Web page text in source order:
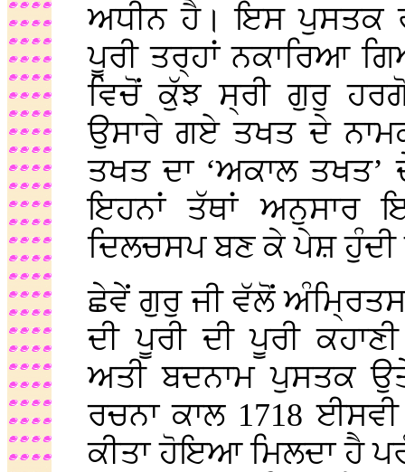
ਅਧੀਨ ਹੈ। ਇਸ ਪੁਸਤਕ
ਪੂਰੀ ਤਰ੍ਹਾਂ ਨਕਾਰਿਆ
ਵਿਚੋਂ ਕੁੱਝ ਸ੍ਰੀ ਗੁਰੁ
ਉਸਾਰੇ ਗਏ ਤਖਤ ਦੇ
ਤਖਤ ਦਾ ‘ਅਕਾਲ ਤਖਤ’
ਇਹਨਾਂ ਤੱਥਾਂ ਅਨੁਸਾਰ
ਦਿਲਚਸਪ ਬਣ ਕੇ ਪੇਸ਼ ਹੁੰਦੀ
ਛੇਵੇਂ ਗੁਰੁ ਜੀ ਵੱਲੋਂ
ਦੀ ਪੂਰੀ ਦੀ ਪੂਰੀ ਕਹਾਣੀ
ਅਤੀ ਬਦਨਾਮ ਪੁਸਤਕ
ਰਚਨਾ ਕਾਲ 1718
ਕੀਤਾ ਹੋਇਆ ਮਿਲਦਾ ਹੈ